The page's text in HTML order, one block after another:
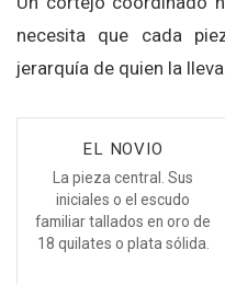
necesita que cada
jerarquía de quien la
EL NOVIO
La pieza central. Sus
iniciales o el escudo
familiar tallados en oro de
18 quilates o plata sólida.